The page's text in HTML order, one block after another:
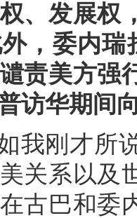
、发展权
，委内
责美方强
访华期间
我刚才所
关系以及
古巴和委